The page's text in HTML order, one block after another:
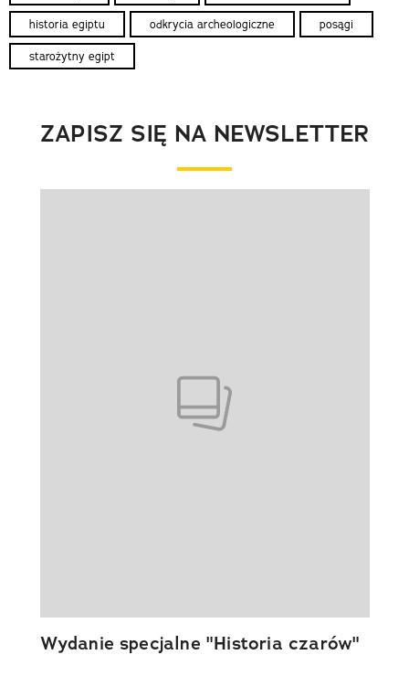
historia egiptu odkrycia archeologiczne posągi
starożytny egipt
ZAPISZ SIĘ NA NEWSLETTER
Wydanie specjalne "Historia czarów"